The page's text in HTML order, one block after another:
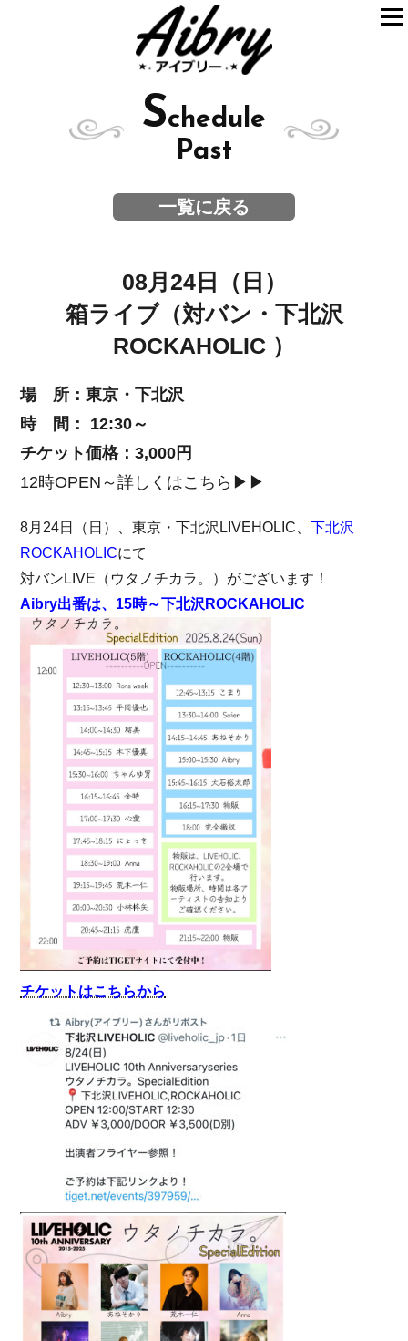
Schedule
Past
一覧に戻る
08月24日（日）
箱ライブ（対バン・下北沢
ROCKAHOLIC ）
場 所：東京・下北沢
時 間： 12:30～
チケット価格：3,000円
12時OPEN～詳しくはこちら▶▶
8月24日（日）、東京・下北沢LIVEHOLIC、下北沢
ROCKAHOLICにて
対バンLIVE（ウタノチカラ。）がございます！
Aibry出番は、15時～下北沢ROCKAHOLIC
チケットはこちらから